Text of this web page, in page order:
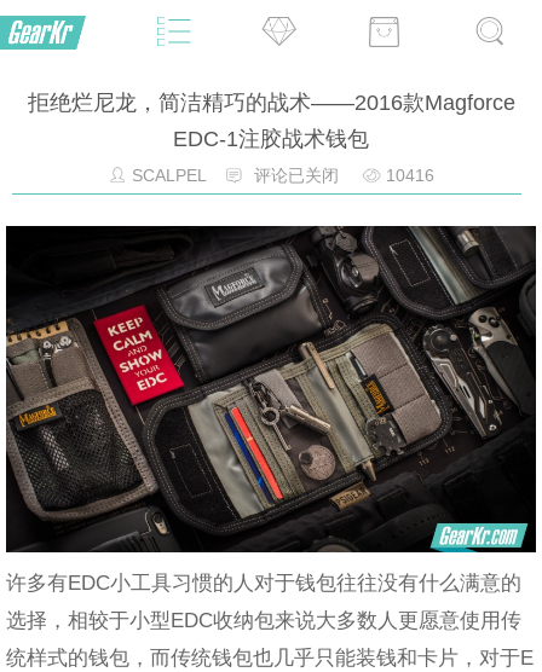
拒绝烂尼龙，简洁精巧的战术——2016款Magforce
EDC-1注胶战术钱包
SCALPEL 评论已关闭 10416
许多有EDC小工具习惯的人对于钱包往往没有什么满意的
选择，相较于小型EDC收纳包来说大多数人更愿意使用传
统样式的钱包，而传统钱包也几乎只能装钱和卡片，对于E